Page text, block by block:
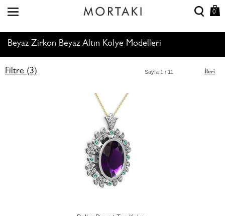
0
Beyaz Zirkon Beyaz Altın Kolye Modelleri
Filtre (3) İleri
Sayfa 1 / 11